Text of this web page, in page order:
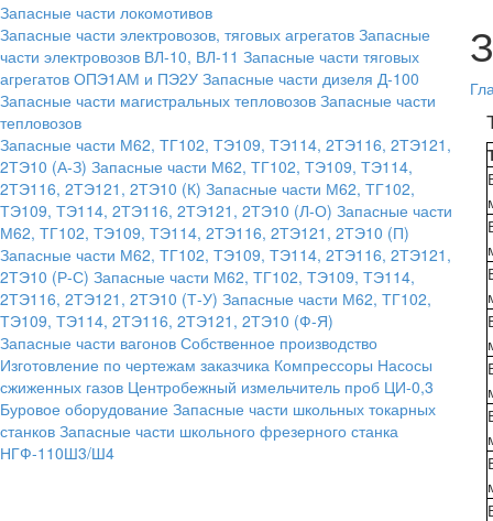
Запасные части локомотивов
Запасные части электровозов, тяговых агрегатов Запасные
части электровозов ВЛ-10, ВЛ-11 Запасные части тяговых
агрегатов ОПЭ1АМ и ПЭ2У Запасные части дизеля Д-100
Запасные части магистральных тепловозов Запасные части
тепловозов
Запасные части М62, ТГ102, ТЭ109, ТЭ114, 2ТЭ116, 2ТЭ121,
2ТЭ10 (А-З) Запасные части М62, ТГ102, ТЭ109, ТЭ114,
2ТЭ116, 2ТЭ121, 2ТЭ10 (К) Запасные части М62, ТГ102,
ТЭ109, ТЭ114, 2ТЭ116, 2ТЭ121, 2ТЭ10 (Л-О) Запасные части
М62, ТГ102, ТЭ109, ТЭ114, 2ТЭ116, 2ТЭ121, 2ТЭ10 (П)
Запасные части М62, ТГ102, ТЭ109, ТЭ114, 2ТЭ116, 2ТЭ121,
2ТЭ10 (Р-С) Запасные части М62, ТГ102, ТЭ109, ТЭ114,
2ТЭ116, 2ТЭ121, 2ТЭ10 (Т-У) Запасные части М62, ТГ102,
ТЭ109, ТЭ114, 2ТЭ116, 2ТЭ121, 2ТЭ10 (Ф-Я)
Запасные части вагонов Собственное производство
Изготовление по чертежам заказчика Компрессоры Насосы
сжиженных газов Центробежный измельчитель проб ЦИ-0,3
Буровое оборудование Запасные части школьных токарных
станков Запасные части школьного фрезерного станка
НГФ-110Ш3/Ш4